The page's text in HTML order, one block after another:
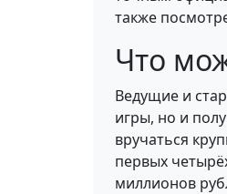
также
Что
Ведущие и
игры, но и
вручаться
первых
миллионов